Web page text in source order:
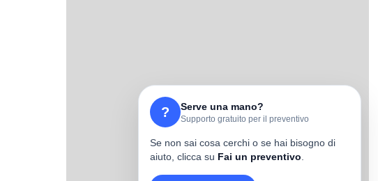
? Serve una mano?
Supporto gratuito per il preventivo
Se non sai cosa cerchi o se hai bisogno di
aiuto, clicca su Fai un preventivo